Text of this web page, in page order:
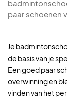
paar schoenen
Je
de basis van je
Een goed paar
overwinning en
vinden van het